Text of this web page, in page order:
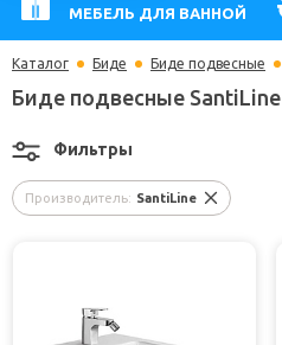
МЕБЕЛЬ ДЛЯ ВАННОЙ
Каталог Биде Биде подвесные
Биде подвесные SantiLine
Производитель: SantiLine
Фильтры